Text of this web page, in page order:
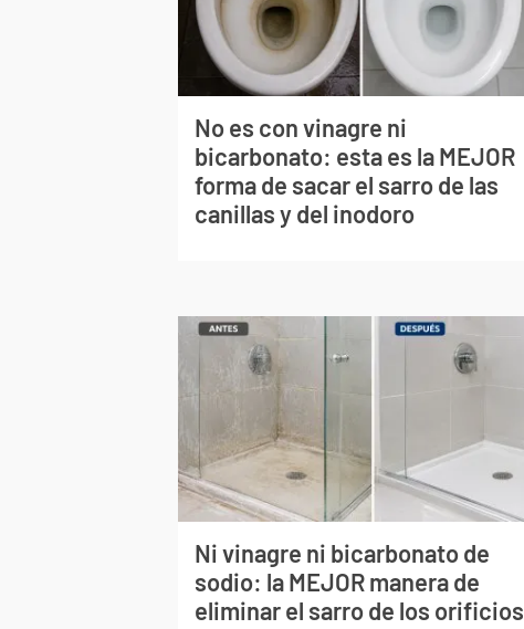
No es con vinagre ni
bicarbonato: esta es la MEJOR
forma de sacar el sarro de las
canillas y del inodoro
Ni vinagre ni bicarbonato de
sodio: la MEJOR manera de
eliminar el sarro de los orificios